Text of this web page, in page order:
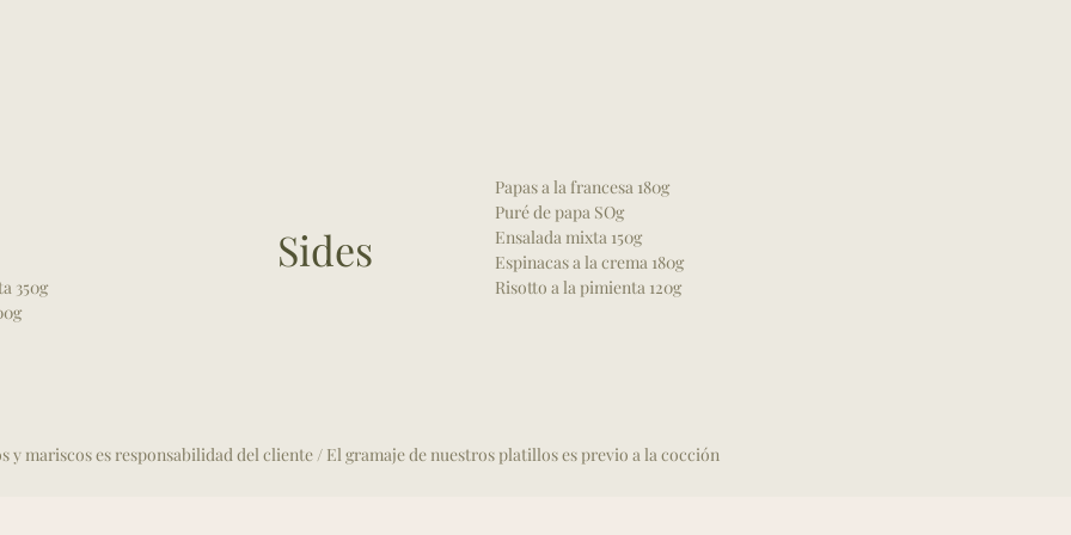
350g
Sides
Papas a la francesa 180g
Puré de papa SOg
Ensalada mixta 150g
Espinacas a la crema 180g
Risotto a la pimienta 120g
mariscos es responsabilidad del cliente / El gramaje de nuestros platillos es previo a la cocción